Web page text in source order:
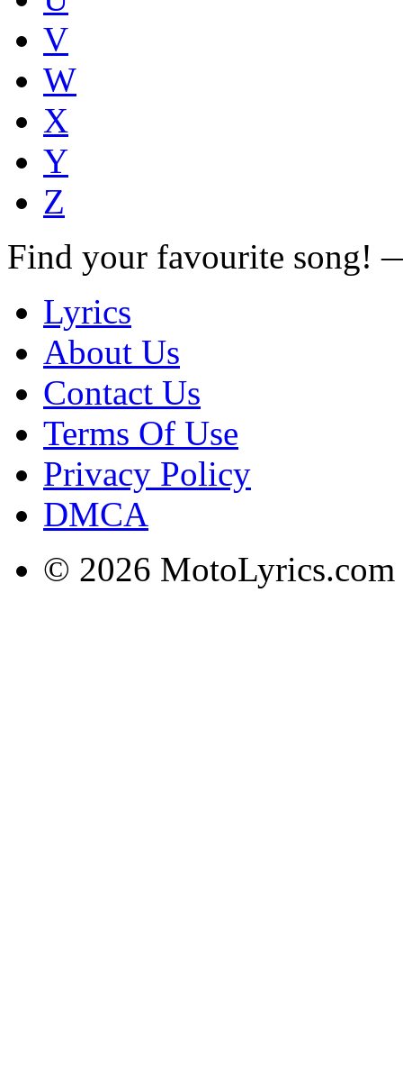
V
W
X
Y
Z
Find your favourite song!
Lyrics
About Us
Contact Us
Terms Of Use
Privacy Policy
DMCA
© 2026 MotoLyrics.com